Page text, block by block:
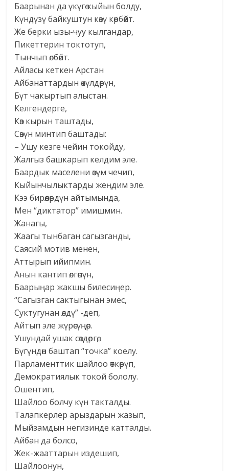
Баарынан да үкүгө кыйын болду,
Күндүзү байкуштун көзү көрбөйт.
Же берки ызы-чуу кылгандар,
Пикеттерин токтотуп,
Тынчып өлбөйт.
Айласы кеткен Арстан
Айбанаттардын өкүлдөрүн,
Бүт чакыртып алыстан.
Келгендерге,
Көз кырын таштады,
Сөзүн минтип баштады:
– Ушу кезге чейин токойду,
Жалгыз башкарып келдим эле.
Баардык маселени өзүм чечип,
Кыйынчылыктарды жеңдим эле.
Кээ бирөөлөрдүн айтымында,
Мен “диктатор” имишмин.
Жанагы,
Жаагы тынбаган сагызганды,
Саясий мотив менен,
Аттырып ийипмин.
Анын кантип өлгөнүн,
Баарыңар жакшы билесиңер.
“Сагызган сактыгынан эмес,
Суктугунан өлдү” -деп,
Айтып эле жүрөсүңөр.
Ушундай ушак сөздөргө,
Бүгүндөн баштап “точка” коелу.
Парламенттик шайлоо өткөрүп,
Демократиялык токой бололу.
Ошентип,
Шайлоо болчу күн такталды.
Талапкерлер арыздарын жазып,
Мыйзамдын негизинде катталды.
Айбан да болсо,
Жек-жааттарын издешип,
Шайлоонун,